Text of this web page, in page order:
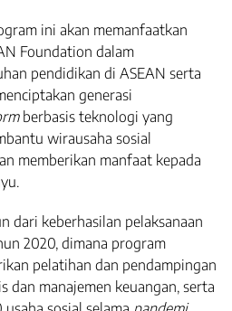
ini akan memanfaatkan
Foundation dalam
pendidikan di ASEAN serta
generasi
berbasis teknologi yang
wirausaha sosial
memberikan manfaat kepada
dari keberhasilan pelaksanaan
2020, dimana program
pelatihan dan pendampingan
dan manajemen keuangan, serta